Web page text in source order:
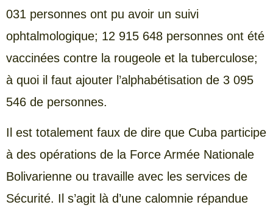
031 personnes ont pu avoir un suivi
ophtalmologique; 12 915 648 personnes ont été
vaccinées contre la rougeole et la tuberculose;
à quoi il faut ajouter l’alphabétisation de 3 095
546 de personnes.
Il est totalement faux de dire que Cuba participe
à des opérations de la Force Armée Nationale
Bolivarienne ou travaille avec les services de
Sécurité. Il s’agit là d’une calomnie répandue